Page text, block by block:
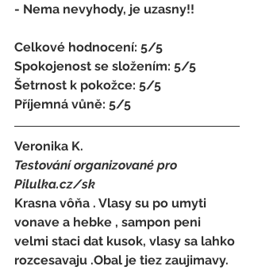
- Nema nevyhody, je uzasny!!
Celkové hodnocení: 5/5
Spokojenost se složením: 5/5
Šetrnost k pokožce: 5/5
Příjemná vůně: 5/5
Veronika K.
Testování organizované pro
Pilulka.cz/sk
Krasna vôňa . Vlasy su po umyti
vonave a hebke , sampon peni
velmi staci dat kusok, vlasy sa lahko
rozcesavaju .Obal je tiez zaujimavy.